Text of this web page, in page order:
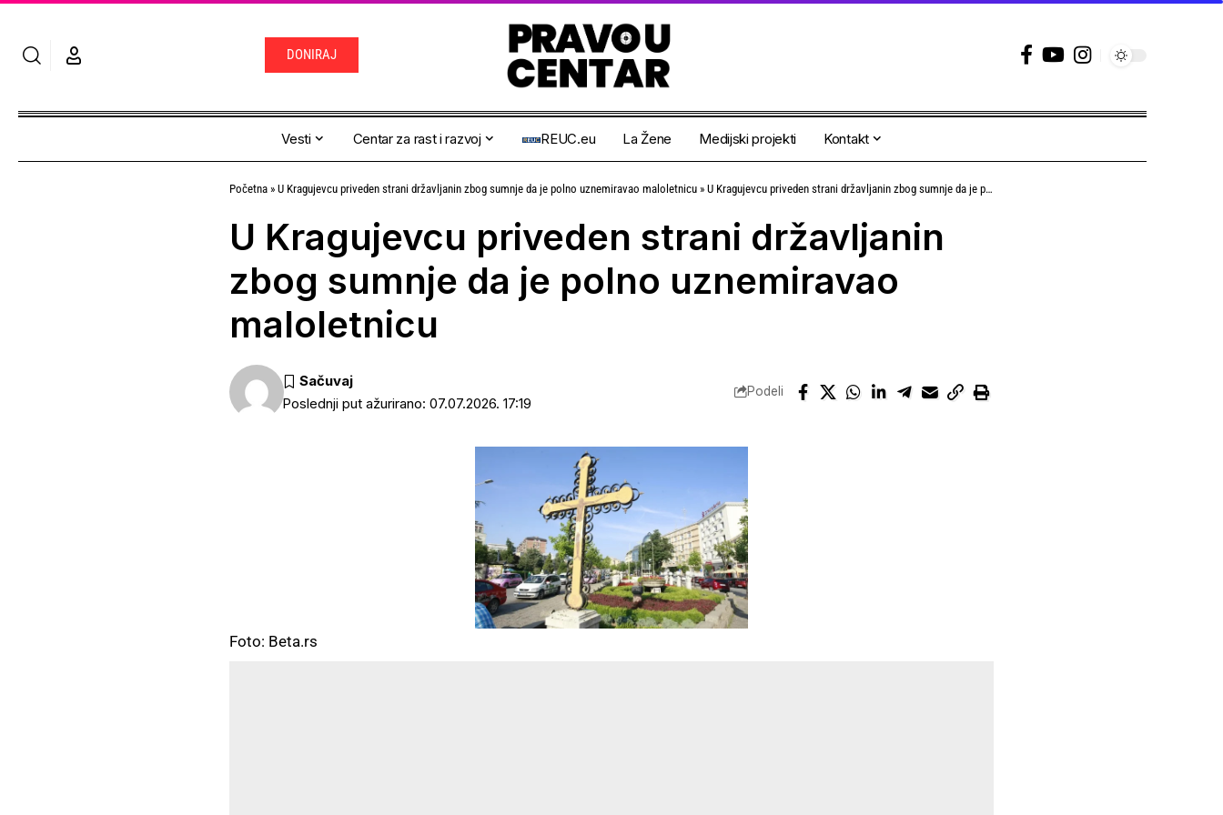
DONIRAJ
Vesti Centar za rast i razvoj REUC.eu La Žene Medijski projekti Kontakt
Početna » U Kragujevcu priveden strani državljanin zbog sumnje da je polno uznemiravao maloletnicu » U Kragujevcu priveden strani državljanin zbog sumnje da je polno uznemiravao maloletnicu
U Kragujevcu priveden strani državljanin
zbog sumnje da je polno uznemiravao
maloletnicu
Poslednji put ažurirano: 07.07.2026. 17:19
Podeli
Foto: Beta.rs